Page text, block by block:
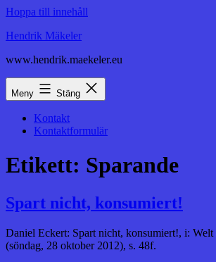
Hoppa till innehåll
Hendrik Mäkeler
www.hendrik.maekeler.eu
Meny Stäng
Kontakt
Kontaktformulär
Etikett: Sparande
Spart nicht, konsumiert!
Daniel Eckert: Spart nicht, konsumiert!, i: Welt
(söndag, 28 oktober 2012), s. 48f.